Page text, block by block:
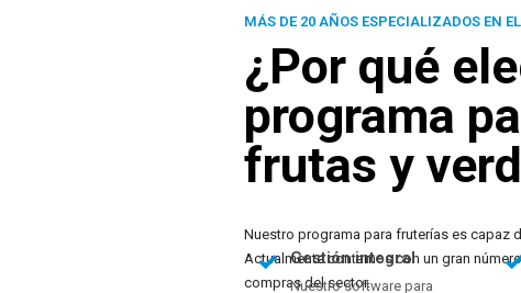
MÁS DE 20 AÑOS ESPECIALIZADOS EN
¿Por qué
programa
frutas y
Nuestro programa para fruterías es capaz
Actualmente contamos con un gran
compras del sector.
Gestión integral
Nuestro software para